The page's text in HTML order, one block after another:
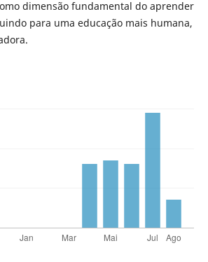
dimensão fundamental do aprender
para uma educação mais humana,